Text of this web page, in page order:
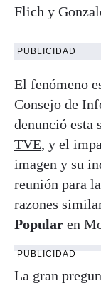
Flich y
PUBLICIDAD
El fenómeno
Consejo de
denunció esta
TVE, y el
imagen y su
reunión para
razones
Popular en
PUBLICIDAD
La gran